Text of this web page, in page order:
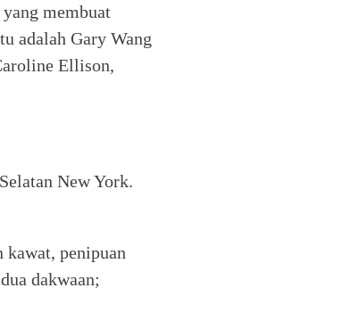
membuat
adalah Gary Wang
Ellison,
New York.
kawat, penipuan
dakwaan;